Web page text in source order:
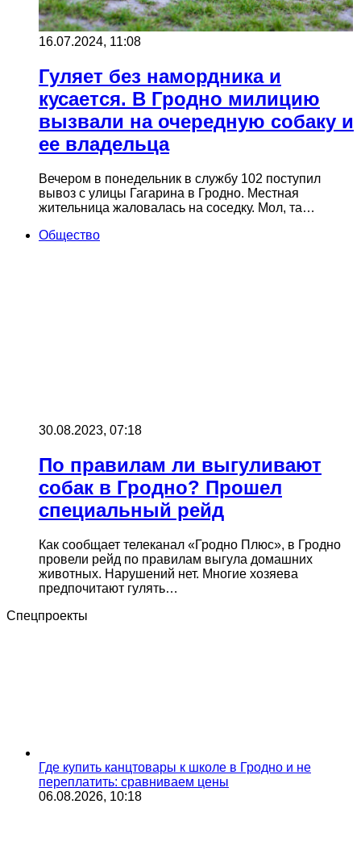
16.07.2024, 11:08
Гуляет без намордника и
кусается. В Гродно милицию
вызвали на очередную собаку и
ее владельца
Вечером в понедельник в службу 102 поступил
вывоз с улицы Гагарина в Гродно. Местная
жительница жаловалась на соседку. Мол, та…
Общество
30.08.2023, 07:18
По правилам ли выгуливают
собак в Гродно? Прошел
специальный рейд
Как сообщает телеканал «Гродно Плюс», в Гродно
провели рейд по правилам выгула домашних
животных. Нарушений нет. Многие хозяева
предпочитают гулять…
Спецпроекты
Где купить канцтовары к школе в Гродно и не
переплатить: сравниваем цены
06.08.2026, 10:18